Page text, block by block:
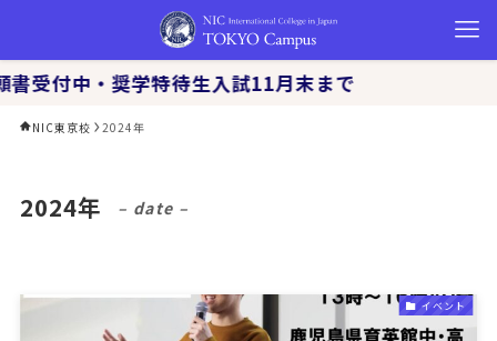
中・奨学特待生入試11月末まで
NIC東京校 2024年
2024年 – date –
イベント